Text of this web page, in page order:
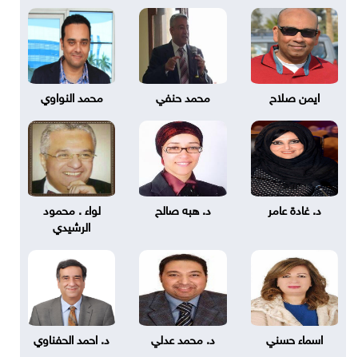
ايمن صلاح محمد حنفي محمد النواوي
د. غادة عامر د. هبه صالح
لواء . محمود
الرشيدي
اسماء حسني د. محمد عدلي د. احمد الحفناوي